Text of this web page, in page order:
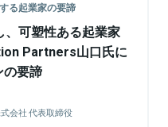
る起業家の要諦
、可塑性ある起業家
Partners山口氏に
の要諦
会社 代表取締役